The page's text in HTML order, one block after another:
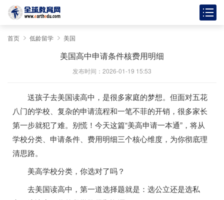
首页 低龄留学 美国
美国高中申请条件核费用明细
发布时间：2026-01-19 15:53
送孩子去美国读高中，是很多家庭的梦想。但面对五花
八门的学校、复杂的申请流程和一笔不菲的开销，很多家长
第一步就犯了难。别慌！今天这篇“美高申请一本通”，将从
学校分类、申请条件、费用明细三个核心维度，为你彻底理
清思路。
美高学校分类，你选对了吗？
去美国读高中，第一道选择题就是：选公立还是选私